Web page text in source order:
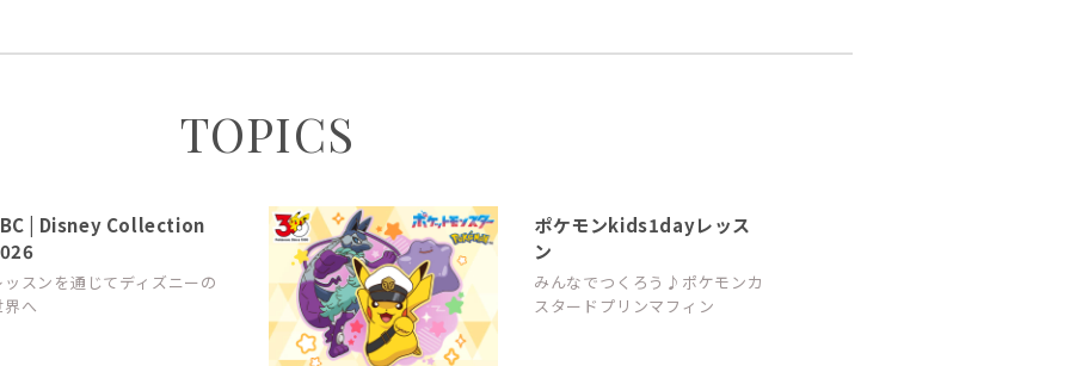
TOPICS
| Disney Collection
ッスンを通じてディズニーの
界へ
ポケモンkids1dayレッス
ン
みんなでつくろう♪ポケモンカ
スタードプリンマフィン